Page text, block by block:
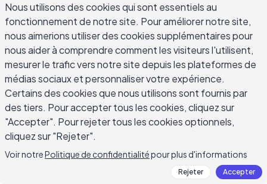
Les avantages des outils d'écriture avec l'IA vont
bien au-delà de brouillons plus rapides. Pour les
professionnels qui jonglent avec les e-mails des
clients, les étudiants qui courent contre la
montre, les marketers qui produisent du contenu
à grande échelle, et les petites équipes sans
rédacteur dédié, les outils d'écriture avec l'IA
réduisent l'écart entre une page blanche et un
brouillon terminé tout en maintenant une qualité
constante sur un volume de travail croissant. Ce
guide couvre où les outils d'écriture avec l'IA
livrent le retour le plus clair, comment différents
Nous utilisons des cookies qui sont essentiels au
fonctionnement de notre site. Pour améliorer notre site,
nous aimerions utiliser des cookies supplémentaires pour
nous aider à comprendre comment les visiteurs l'utilisent,
mesurer le trafic vers notre site depuis les plateformes de
médias sociaux et personnaliser votre expérience.
Certains des cookies que nous utilisons sont fournis par
des tiers. Pour accepter tous les cookies, cliquez sur
"Accepter". Pour rejeter tous les cookies optionnels,
cliquez sur "Rejeter".
Voir notrePolitique de confidentialitépour plus d'informations
Rejeter Accepter